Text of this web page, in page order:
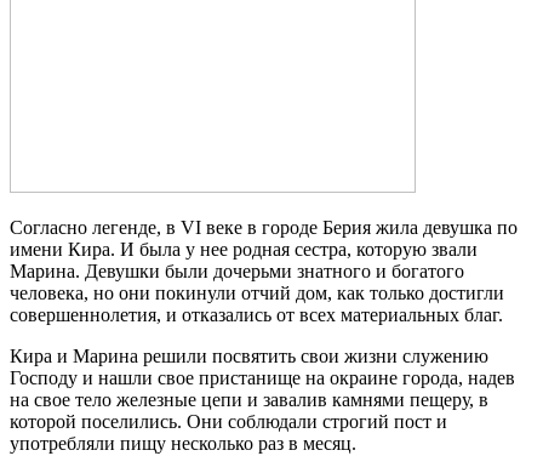
Согласно легенде, в VI веке в городе Берия жила девушка по
имени Кира. И была у нее родная сестра, которую звали
Марина. Девушки были дочерьми знатного и богатого
человека, но они покинули отчий дом, как только достигли
совершеннолетия, и отказались от всех материальных благ.
Кира и Марина решили посвятить свои жизни служению
Господу и нашли свое пристанище на окраине города, надев
на свое тело железные цепи и завалив камнями пещеру, в
которой поселились. Они соблюдали строгий пост и
употребляли пищу несколько раз в месяц.